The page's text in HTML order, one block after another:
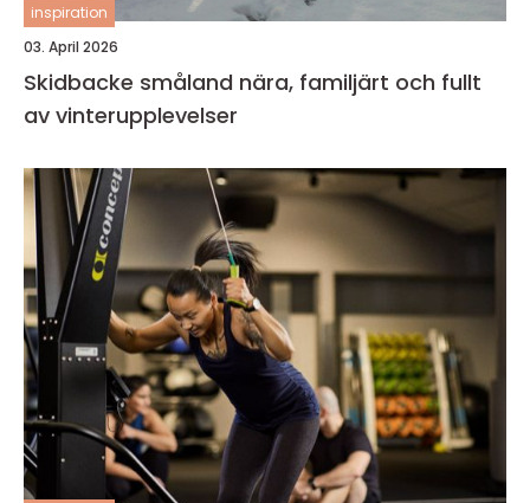
inspiration
03. April 2026
Skidbacke småland nära, familjärt och fullt
av vinterupplevelser